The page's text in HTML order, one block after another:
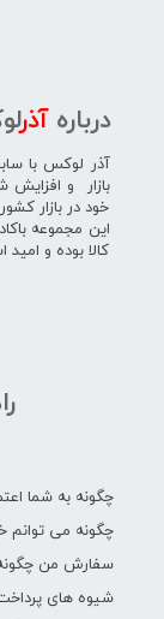
دربارهآذر
بازار و
خود در بازار کشور
این مجموعه
کالا بوده و
چگونه به شما
چگونه می توانم
سفارش من
شیوه های